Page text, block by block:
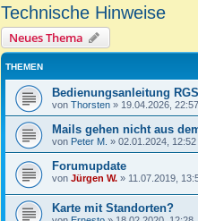
Technische Hinweise
Neues Thema
THEMEN
Bedienungsanleitung RGS
von Thorsten » 19.04.2026, 22:57
Mails gehen nicht aus
von Peter M. » 02.01.2024, 12:52
Forumupdate
von Jürgen W. » 11.07.2019,
Karte mit Standorten?